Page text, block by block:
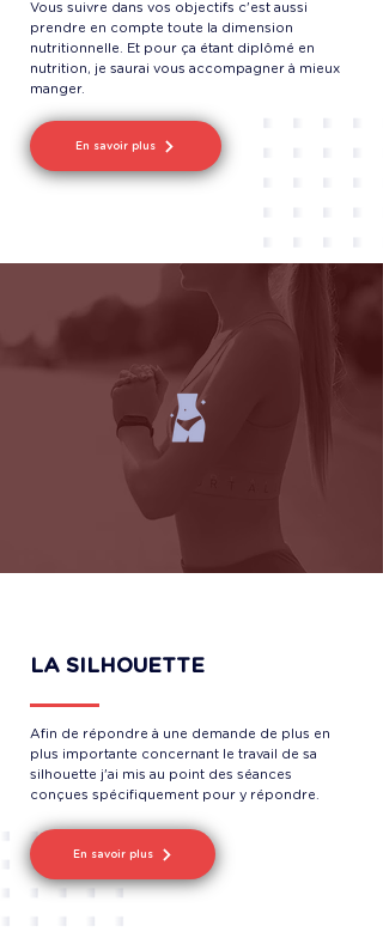
Vous suivre dans vos objectifs c'est aussi
prendre en compte toute la dimension
nutritionnelle. Et pour ça étant diplômé en
nutrition, je saurai vous accompagner à mieux
manger.
En savoir plus
LA SILHOUETTE
Afin de répondre à une demande de plus en
plus importante concernant le travail de sa
silhouette j'ai mis au point des séances
conçues spécifiquement pour y répondre.
En savoir plus